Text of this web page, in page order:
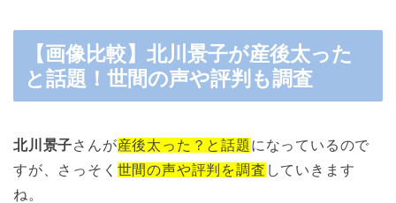
【画像比較】北川景子が産後太った
と話題！世間の声や評判も調査
北川景子さんが産後太った？と話題 になっているので
すが、さっそく 世間の声や評判を調査 していきます
ね。